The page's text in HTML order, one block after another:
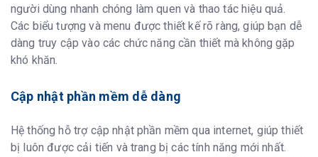
người dùng nhanh chóng làm quen và thao tác hiệu quả.
Các biểu tượng và menu được thiết kế rõ ràng, giúp bạn dễ
dàng truy cập vào các chức năng cần thiết mà không gặp
khó khăn.
Cập nhật phần mềm dễ dàng
Hệ thống hỗ trợ cập nhật phần mềm qua internet, giúp thiết
bị luôn được cải tiến và trang bị các tính năng mới nhất.